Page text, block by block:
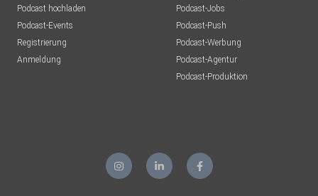
Podcast hochladen
Podcast-Events
Registrierung
Anmeldung
Podcast-Jobs
Podcast-Push
Podcast-Werbung
Podcast-Agentur
Podcast-Produktion